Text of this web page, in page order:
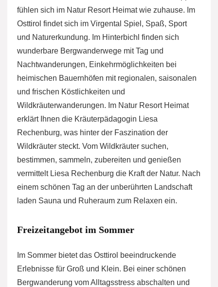
fühlen sich im Natur Resort Heimat wie zuhause. Im
Osttirol findet sich im Virgental Spiel, Spaß, Sport
und Naturerkundung. Im Hinterbichl finden sich
wunderbare Bergwanderwege mit Tag und
Nachtwanderungen, Einkehrmöglichkeiten bei
heimischen Bauernhöfen mit regionalen, saisonalen
und frischen Köstlichkeiten und
Wildkräuterwanderungen. Im Natur Resort Heimat
erklärt Ihnen die Kräuterpädagogin Liesa
Rechenburg, was hinter der Faszination der
Wildkräuter steckt. Vom Wildkräuter suchen,
bestimmen, sammeln, zubereiten und genießen
vermittelt Liesa Rechenburg die Kraft der Natur. Nach
einem schönen Tag an der unberührten Landschaft
laden Sauna und Ruheraum zum Relaxen ein.
Freizeitangebot im Sommer
Im Sommer bietet das Osttirol beeindruckende
Erlebnisse für Groß und Klein. Bei einer schönen
Bergwanderung vom Alltagsstress abschalten und